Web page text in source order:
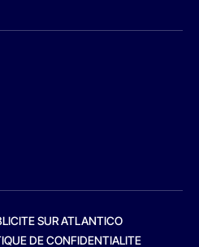
SUR ATLANTICO
DE CONFIDENTIALITE